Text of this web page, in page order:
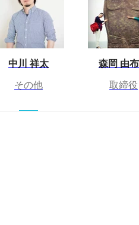
中川 祥太
その他
森岡 由
取締役